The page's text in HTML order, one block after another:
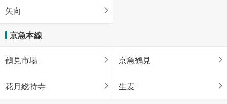
矢向
京急本線
鶴見市場 京急鶴見
花月総持寺 生麦